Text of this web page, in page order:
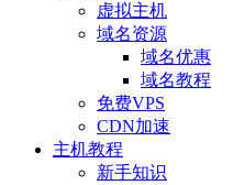
虚拟主机
域名资源
域名优惠
域名教程
免费VPS
CDN加速
主机教程
新手知识